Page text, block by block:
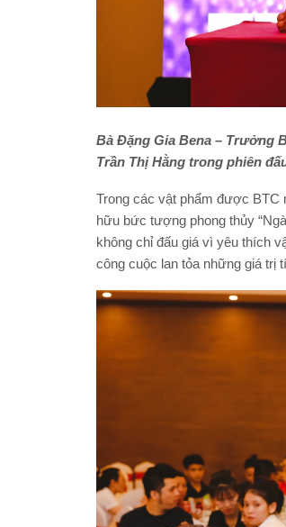
Bà Đặng Gia Bena – Trưởng
Trần Thị Hằng trong phiên
Trong các vật phẩm được BTC
hữu bức tượng phong thủy
không chỉ đấu giá vì yêu thích
công cuộc lan tỏa những giá trị